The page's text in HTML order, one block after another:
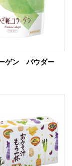
ゲン パウダー